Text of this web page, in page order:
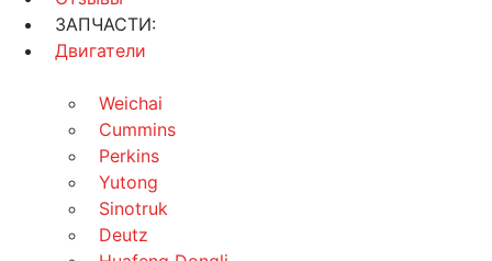
ЗАПЧАСТИ:
Двигатели
Weichai
Cummins
Perkins
Yutong
Sinotruk
Deutz